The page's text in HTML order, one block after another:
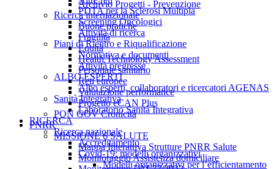
Archivio Progetti - Prevenzione
Ricerca internazionale
Buone pratiche
Fragilità
Equità
Health Technology Assessment
Personale sanitario
Reti europee
Valutazione performance
Progetto eCAN Plus
PON GOV Cronicità
PNRR
MISSIONE 6 SALUTE
Mappa Interattiva Strutture PNRR Salute
Monitoraggio Assistenza domiciliare
PDTA per la Sclerosi Multipla
Screening Oncologici
Attività di ricerca
Piani di Rientro e Riqualificazione
Normativa e documenti
Attività pregresse
ALBO ESPERTI
Albo esperti, collaboratori e ricercatori AGENAS
Sanità Integrativa
Laboratorio Sanità Integrativa
RICERCA
Ricerca nazionale
Accreditamento
Covid-19: modelli organizzativi
Modelli organizzativi per l’efficientamento